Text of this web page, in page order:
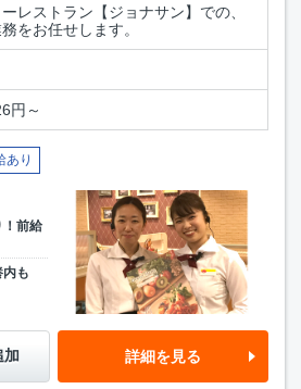
レストラン【ジョナサン】での、
をお任せします。
円～
あり
！前給
も
加 詳細を見る